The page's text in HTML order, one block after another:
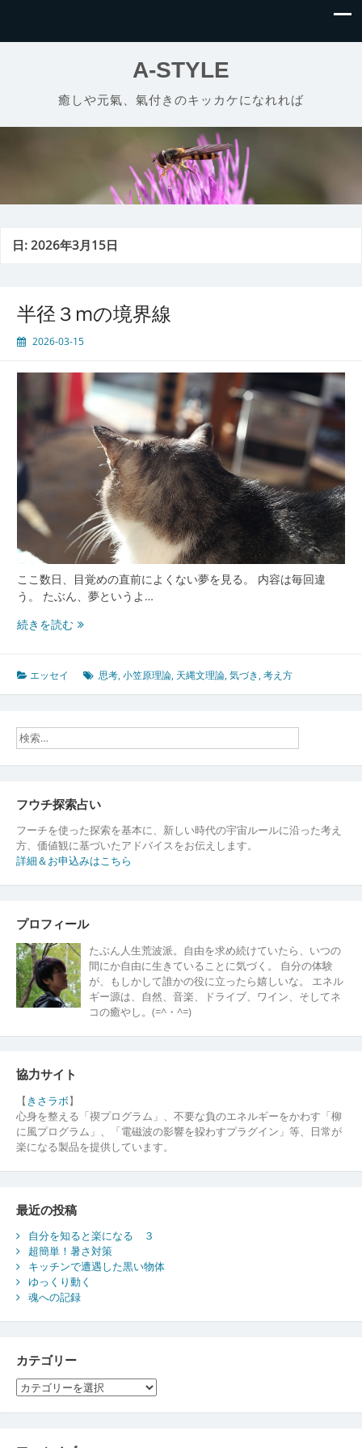
A-STYLE
癒しや元氣、氣付きのキッカケになれれば
日:2026年3月15日
半径３mの境界線
2026-03-15
ここ数日、目覚めの直前によくない夢を見る。 内容は毎回違
う。 たぶん、夢というよ…
続きを読む半
の
界
エッセイ 思考,小笠原理論, 天縄文理論,気づき,考え方
フウチ探索占い
フーチを使った探索を基本に、新しい時代の宇宙ルールに沿った考え
方、価値観に基づいたアドバイスをお伝えします。
詳細＆お申込みはこちら
プロフィール
たぶん人生荒波派。自由を求め続けていたら、いつの
間にか自由に生きていることに気づく。 自分の体験
が、もしかして誰かの役に立ったら嬉しいな。 エネル
ギー源は、自然、音楽、ドライブ、ワイン、そしてネ
コの癒やし。(=^・^=)
協力サイト
【 きさラボ】
心身を整える「禊プログラム」、不要な負のエネルギーをかわす「柳
に風プログラム」、「電磁波の影響を躱わすプラグイン」等、日常が
楽になる製品を提供しています。
最近の投稿
自分を知ると楽になる ３
超簡単！暑さ対策
キッチンで遭遇した黒い物体
ゆっくり動く
魂への記録
カテゴリー
カ
テ
ゴ